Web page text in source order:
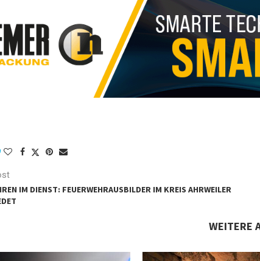
IM DIENST: FEUERWEHRAUSBILDER IM KREIS AHRWEILER
WEITERE